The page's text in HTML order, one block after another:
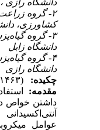
دانشگاه رازی ،
۲- گروه زراعت و
کشاورزی،
۳- گروه
دانشگاه زابل
۴- گروه
دانشگاه رازی
چکیده:
(۱۱۴۶۳ مشاهده)
مقدمه:استفاده
داشتن خواص
آنتی‌اکسیدانی
عوامل